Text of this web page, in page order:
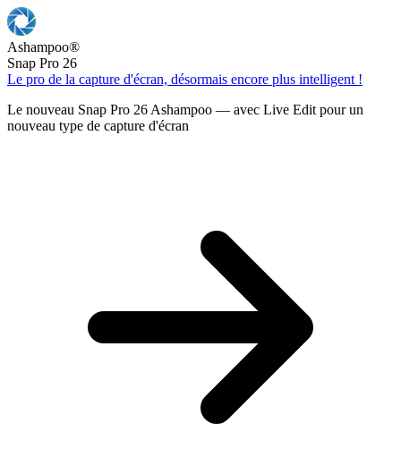
Ashampoo®
Snap Pro 26
Le pro de la capture d'écran, désormais encore plus intelligent !
Le nouveau Snap Pro 26 Ashampoo — avec Live Edit pour un
nouveau type de capture d'écran